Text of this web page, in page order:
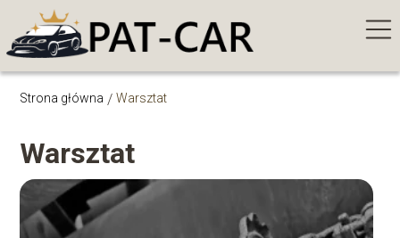
Strona główna /Warsztat
Warsztat